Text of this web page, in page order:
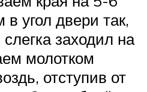
угол двери так,
заходил на
молотком
отступив от